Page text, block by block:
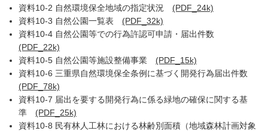
資料10-2 自然環境保全地域の指定状況 (PDF_24k)
資料10-3 自然公園一覧表 (PDF_32k)
資料10-4 自然公園等での行為許認可申請・届出件数
(PDF_22k)
資料10-5 自然公園等施設整備事業 (PDF_15k)
資料10-6 三重県自然環境保全条例に基づく開発行為届出件数
(PDF_78k)
資料10-7 届出を要する開発行為に係る緑地の確保に関する基
準 (PDF_25k)
資料10-8 民有林人工林における林齢別面積（地域森林計画対象